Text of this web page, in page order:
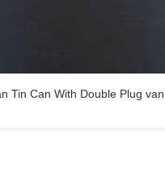
Tin Can With Double Plug